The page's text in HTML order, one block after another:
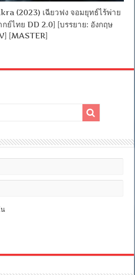
(2023) เฉียวฟง จอมยุทธ์ไร้พ่าย
กย์ไทย DD 2.0] [บรรยาย: อังกฤษ
[MASTER]